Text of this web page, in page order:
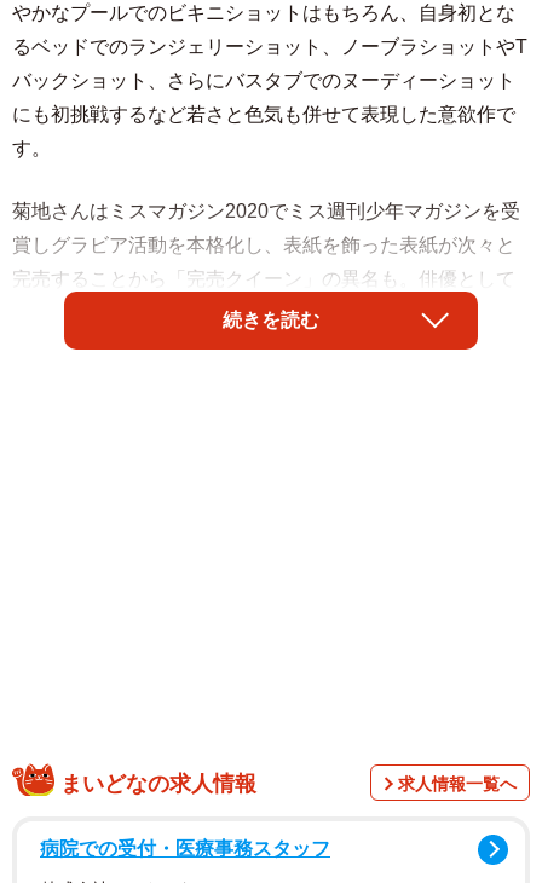
やかなプールでのビキニショットはもちろん、自身初とな
るベッドでのランジェリーショット、ノーブラショットやT
バックショット、さらにバスタブでのヌーディーショット
にも初挑戦するなど若さと色気も併せて表現した意欲作で
す。
菊地さんはミスマガジン2020でミス週刊少年マガジンを受
賞しグラビア活動を本格化し、表紙を飾った表紙が次々と
完売することから「完売クイーン」の異名も。俳優として
ドラマ「ウイングマン」や「【推しの子】」など話題作へ
の出演し、2024年5月より女性誌non-noの専属モデルに就
続きを読む
まいどなの求人情報 求人情報一覧へ
病院での受付・医療事務スタッフ